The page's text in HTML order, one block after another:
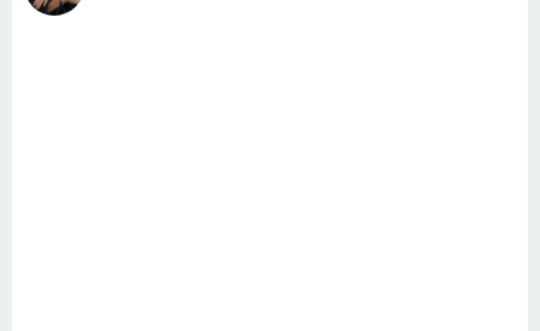
Bricolage
Lifestyle
Culture
Sport
Auto
Television
Voyage
Cinema